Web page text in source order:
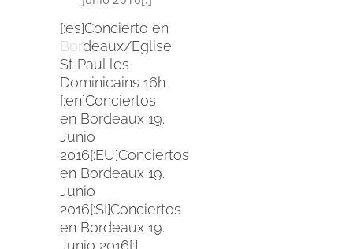
[:es]Concierto en
Bordeaux/Eglise
St Paul les
Dominicains 16h
[:en]Conciertos
en Bordeaux 19.
Junio
2016[:EU]Conciertos
en Bordeaux 19.
Junio
2016[:SI]Conciertos
en Bordeaux 19.
Junio 2016[:]